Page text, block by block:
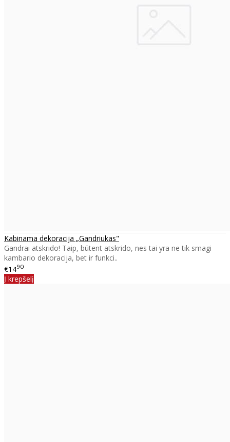
Kabinama dekoracija „Gandriukas"
Gandrai atskrido! Taip, būtent atskrido, nes tai yra ne tik smagi
kambario dekoracija, bet ir funkci..
€1490
Į krepšelį